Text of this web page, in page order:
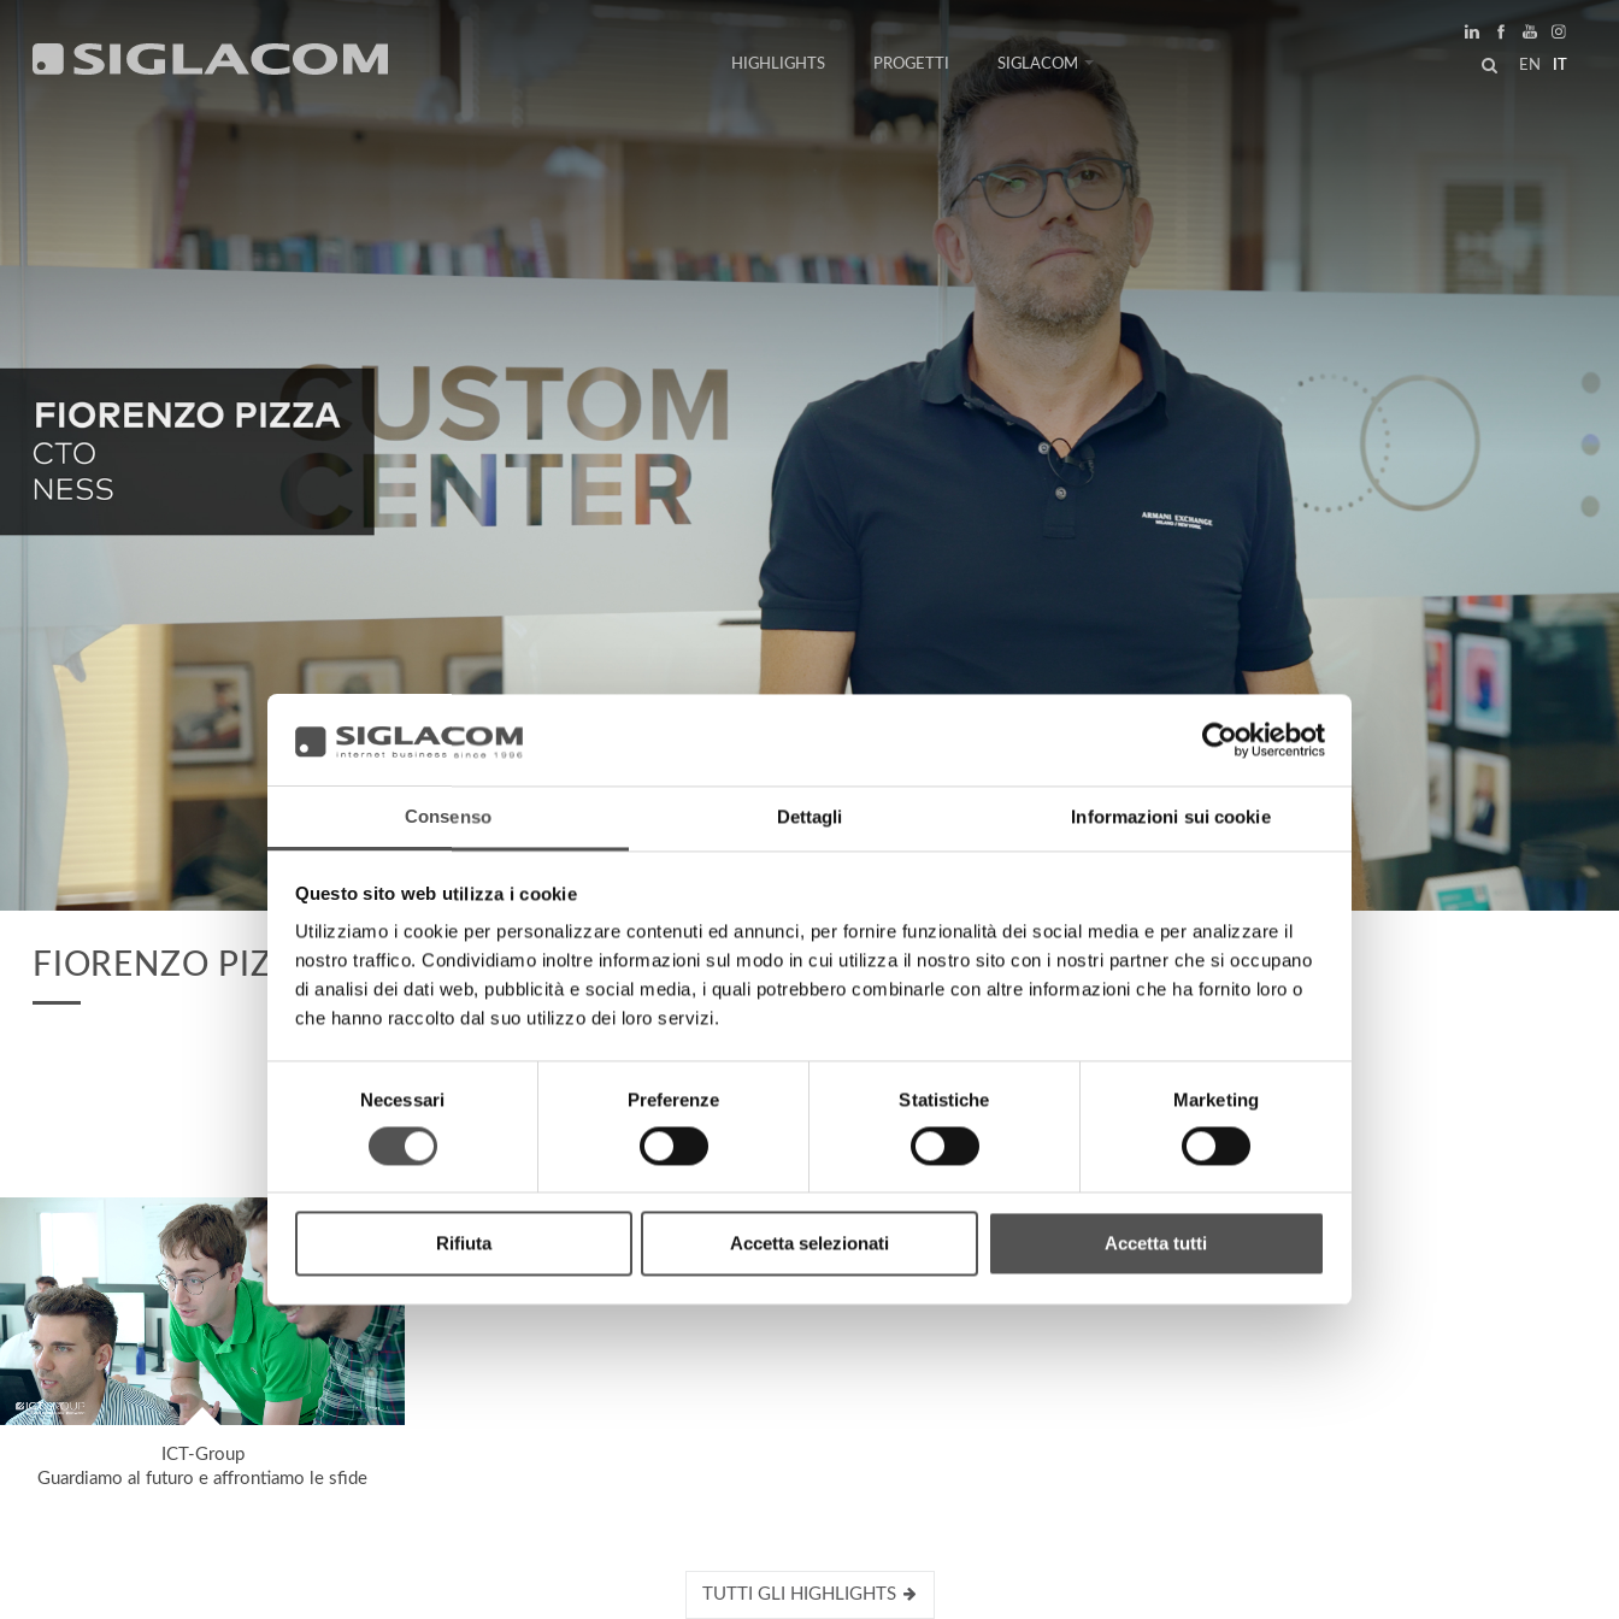
Consenso Dettagli Informazioni sui cookie
Questo sito web utilizza i cookie
Utilizziamo i cookie per personalizzare contenuti ed annunci, per fornire funzionalità dei social media e per analizzare il
nostro traffico. Condividiamo inoltre informazioni sul modo in cui utilizza il nostro sito con i nostri partner che si occupano
di analisi dei dati web, pubblicità e social media, i quali potrebbero combinarle con altre informazioni che ha fornito loro o
che hanno raccolto dal suo utilizzo dei loro servizi.
Necessari Preferenze Statistiche Marketing
Rifiuta Accetta selezionati Accetta tutti
EN
HIGHLIGHTS PROGETTI SIGLACOM
FIORENZO PIZZA
HIGHLIGHTS
ICT-Group
Guardiamo al futuro e affrontiamo le sfide
TUTTI GLI HIGHLIGHTS